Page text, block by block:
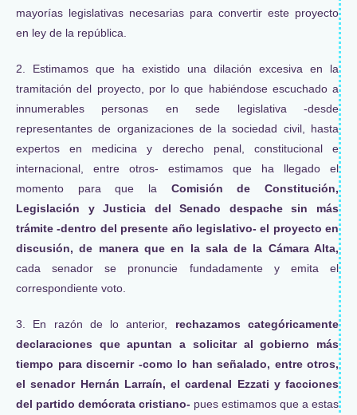
mayorías legislativas necesarias para convertir este proyecto
en ley de la república.
2. Estimamos que ha existido una dilación excesiva en la
tramitación del proyecto, por lo que habiéndose escuchado a
innumerables personas en sede legislativa -desde
representantes de organizaciones de la sociedad civil, hasta
expertos en medicina y derecho penal, constitucional e
internacional, entre otros- estimamos que ha llegado el
momento para que la Comisión de Constitución,
Legislación y Justicia del Senado despache sin más
trámite -dentro del presente año legislativo- el proyecto en
discusión, de manera que en la sala de la Cámara Alta,
cada senador se pronuncie fundadamente y emita el
correspondiente voto.
3. En razón de lo anterior, rechazamos categóricamente
declaraciones que apuntan a solicitar al gobierno más
tiempo para discernir -como lo han señalado, entre otros,
el senador Hernán Larraín, el cardenal Ezzati y facciones
del partido demócrata cristiano- pues estimamos que a estas